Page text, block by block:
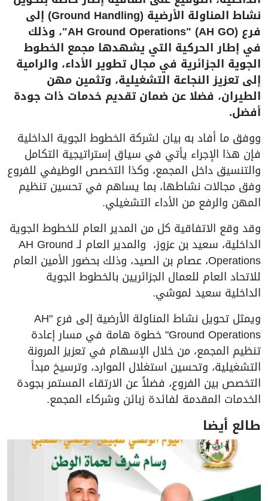
نشاط المناولة الأرضية (Ground Handling) إلى
فرع AH Ground Operations" (AH GO)"، وذلك
في إطار الحركية التي يشهدها مجمع الخطوط
الجوية الجزائرية في مجال تطوير الأداء، والرامية
إلى تعزيز النجاعة التشغيلية، وتثمين مهن
الطيران، فضلا عن ضمان تقديم خدمات ذات جودة
أفضل.
ووفق ما أفاد به بيان لشركة الخطوط الجوية الداخلية
فإن هذا الإجراء يأتي في سياق إستراتيجية التكامل
والتنسيق داخل المجمع، وكذا التخصص الوظيفي للفروع
وفق مجالات نشاطها، بما يساهم في تحسين تنظيم
المهن والرفع من الأداء التشغيلي.
وقد وقع الاتفاقية كل من المدير العام للخطوط الجوية
الداخلية، سعيد بن عزوز، والمدير العام لـ AH Ground
Operations، عصام بن الصيد، وذلك بحضور الأمين العام
للاتحاد العام للعمال الجزائريين بالخطوط الجوية
الداخلية سعيد لموشي.
ويمثل تحويل نشاط المناولة الأرضية إلى فرع "AH
Ground Operations" خطوة هامة في مسار إعادة
تنظيم المجمع، من خلال الإسهام في تعزيز المرونة
التشغيلية، وتحسين استغلال الموارد، وترسيخ مبدأ
التخصص بين الفروع، فضلاً عن الارتقاء المستمر بجودة
الخدمات المقدمة لفائدة زبائن وشركاء المجمع.
طالع أيضا